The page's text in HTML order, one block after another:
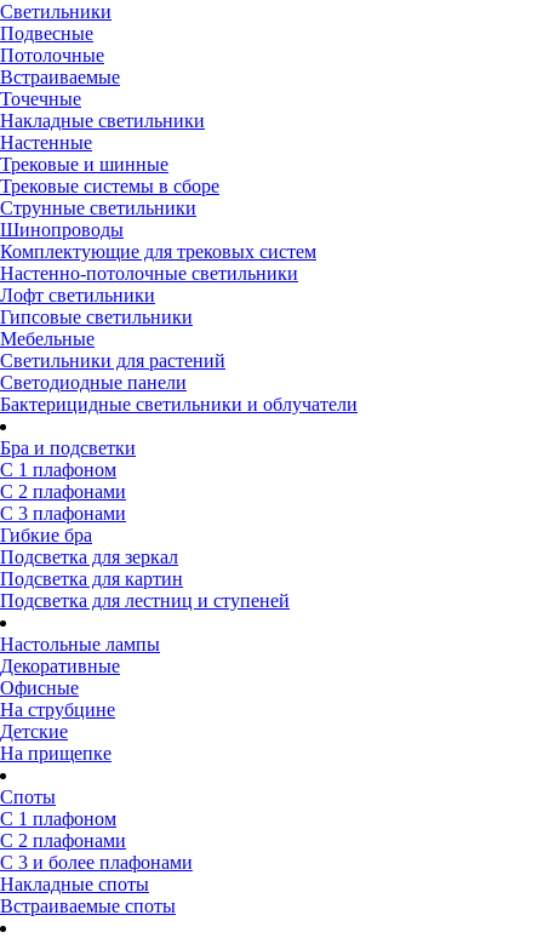
Светильники
Подвесные
Потолочные
Встраиваемые
Точечные
Накладные светильники
Настенные
Трековые и шинные
Трековые системы в сборе
Струнные светильники
Шинопроводы
Комплектующие для трековых систем
Настенно-потолочные светильники
Лофт светильники
Гипсовые светильники
Мебельные
Светильники для растений
Светодиодные панели
Бактерицидные светильники и облучатели
Бра и подсветки
С 1 плафоном
С 2 плафонами
С 3 плафонами
Гибкие бра
Подсветка для зеркал
Подсветка для картин
Подсветка для лестниц и ступеней
Настольные лампы
Декоративные
Офисные
На струбцине
Детские
На прищепке
Споты
С 1 плафоном
С 2 плафонами
С 3 и более плафонами
Накладные споты
Встраиваемые споты